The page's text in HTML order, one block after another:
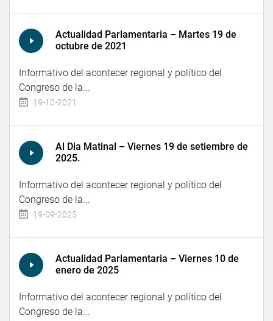
Actualidad Parlamentaria – Martes 19 de
octubre de 2021
Informativo del acontecer regional y político del
Congreso de la...
19-10-2021
Al Dia Matinal – Viernes 19 de setiembre de
2025.
Informativo del acontecer regional y político del
Congreso de la...
19-09-2025
Actualidad Parlamentaria – Viernes 10 de
enero de 2025
Informativo del acontecer regional y político del
Congreso de la...